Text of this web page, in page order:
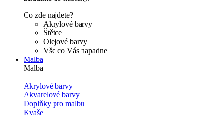
Co zde najdete?
Akrylové barvy
Štětce
Olejové barvy
Vše co Vás napadne
Malba
Malba
Akrylové barvy
Akvarelové barvy
Doplňky pro malbu
Kvaše